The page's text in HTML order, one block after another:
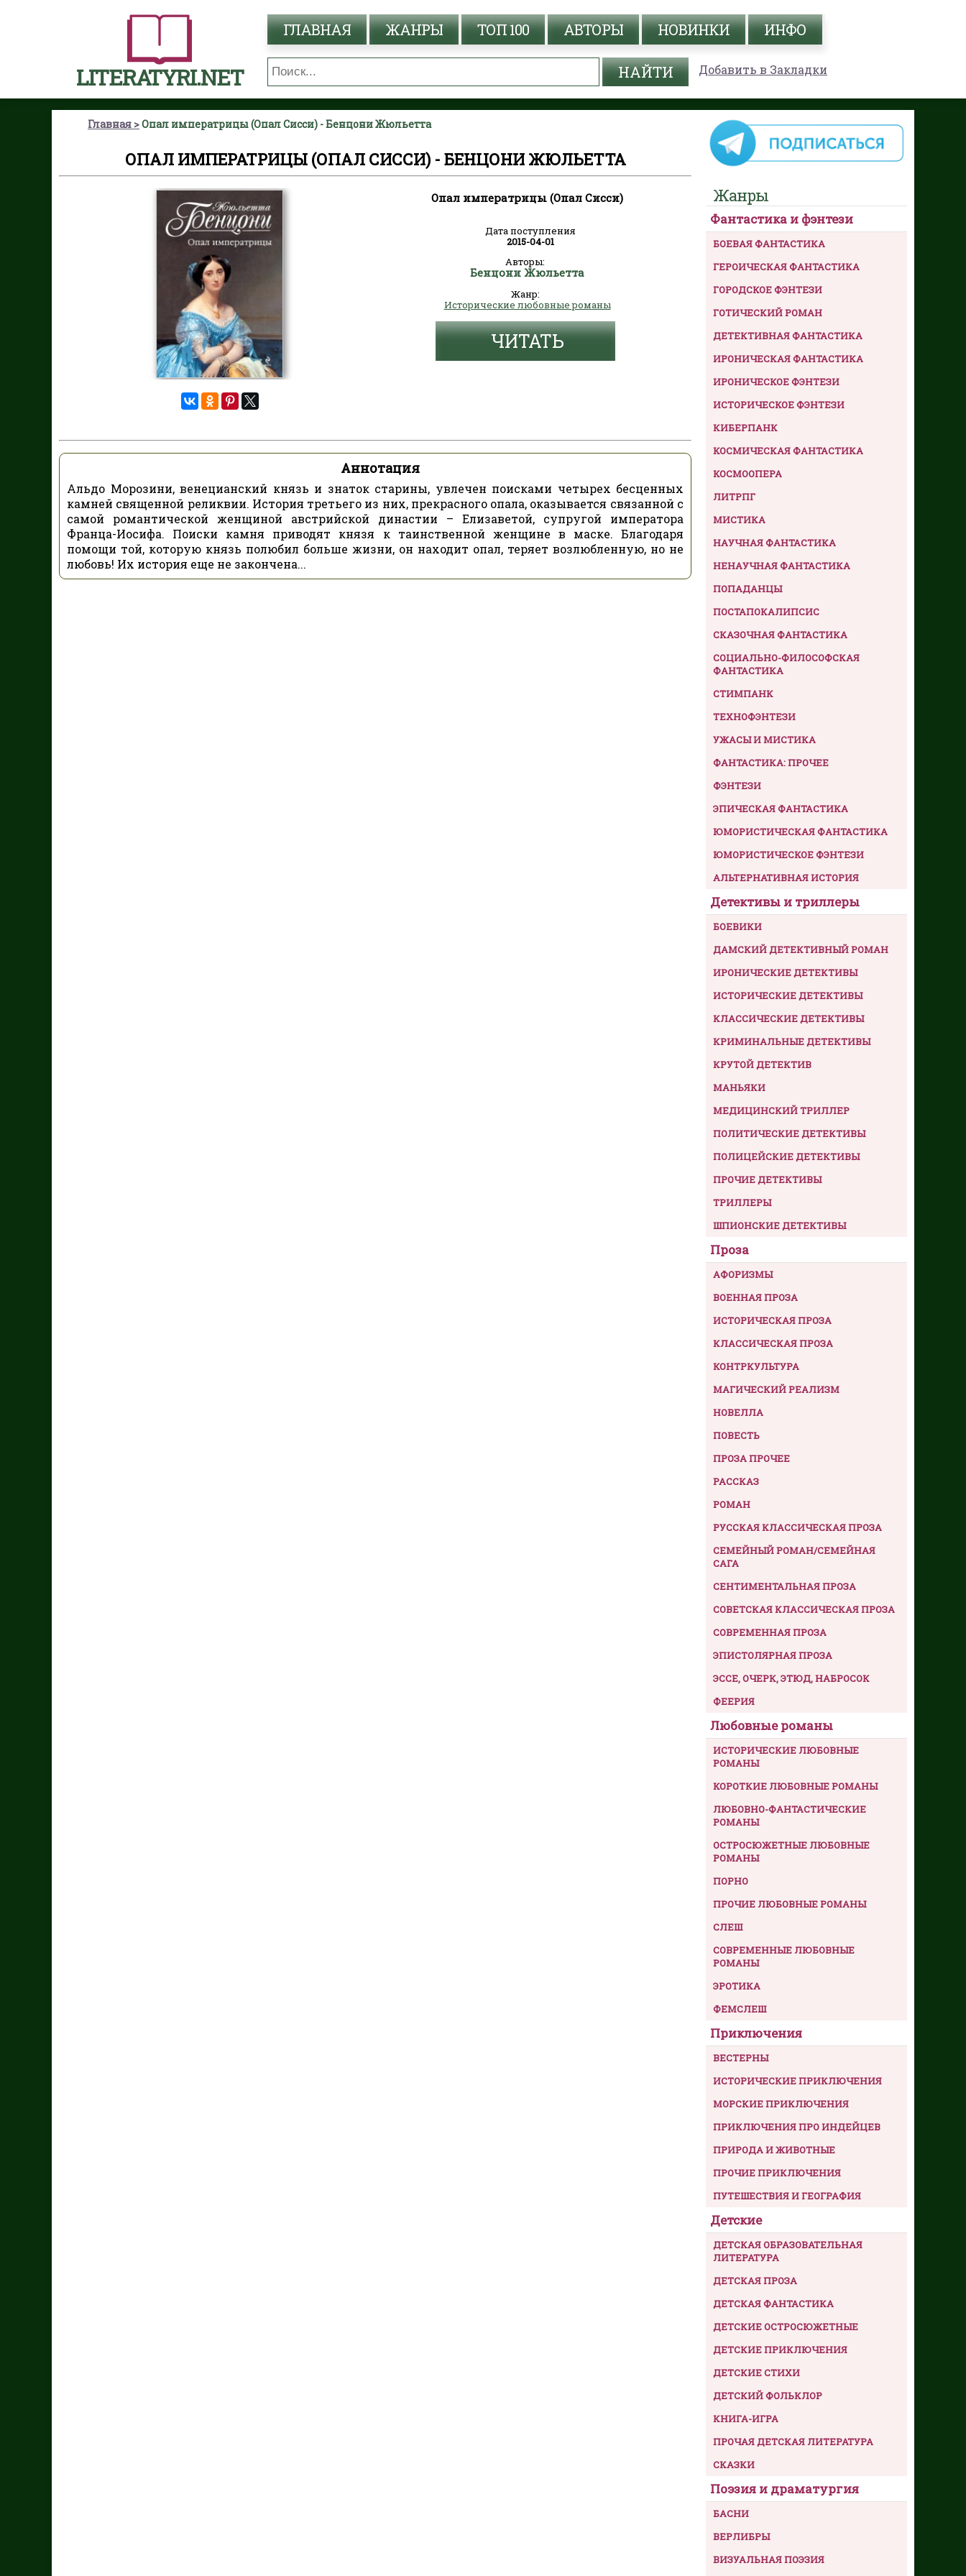
LITERATYRI.NET
ГЛАВНАЯ ЖАНРЫ ТОП 100 АВТОРЫ НОВИНКИ ИНФО
Добавить в Закладки
Главная Опал императрицы (Опал Сисси) - Бенцони Жюльетта
ОПАЛ ИМПЕРАТРИЦЫ (ОПАЛ СИССИ) - БЕНЦОНИ ЖЮЛЬЕТТА
Опал императрицы (Опал Сисси)
Дата поступления
2015-04-01
Авторы:
Бенцони Жюльетта
Жанр:
Исторические любовные романы
ЧИТАТЬ
Аннотация
Альдо Морозини, венецианский князь и знаток старины, увлечен поисками четырех бесценных
камней священной реликвии. История третьего из них, прекрасного опала, оказывается связанной с
самой романтической женщиной австрийской династии – Елизаветой, супругой императора
Франца-Иосифа. Поиски камня приводят князя к таинственной женщине в маске. Благодаря
помощи той, которую князь полюбил больше жизни, он находит опал, теряет возлюбленную, но не
любовь! Их история еще не закончена...
Жанры
Фантастика и фэнтези
БОЕВАЯ ФАНТАСТИКА
ГЕРОИЧЕСКАЯ ФАНТАСТИКА
ГОРОДСКОЕ ФЭНТЕЗИ
ГОТИЧЕСКИЙ РОМАН
ДЕТЕКТИВНАЯ ФАНТАСТИКА
ИРОНИЧЕСКАЯ ФАНТАСТИКА
ИРОНИЧЕСКОЕ ФЭНТЕЗИ
ИСТОРИЧЕСКОЕ ФЭНТЕЗИ
КИБЕРПАНК
КОСМИЧЕСКАЯ ФАНТАСТИКА
КОСМООПЕРА
ЛИТРПГ
МИСТИКА
НАУЧНАЯ ФАНТАСТИКА
НЕНАУЧНАЯ ФАНТАСТИКА
ПОПАДАНЦЫ
ПОСТАПОКАЛИПСИС
СКАЗОЧНАЯ ФАНТАСТИКА
СОЦИАЛЬНО-ФИЛОСОФСКАЯ
ФАНТАСТИКА
СТИМПАНК
ТЕХНОФЭНТЕЗИ
УЖАСЫ И МИСТИКА
ФАНТАСТИКА: ПРОЧЕЕ
ФЭНТЕЗИ
ЭПИЧЕСКАЯ ФАНТАСТИКА
ЮМОРИСТИЧЕСКАЯ ФАНТАСТИКА
ЮМОРИСТИЧЕСКОЕ ФЭНТЕЗИ
АЛЬТЕРНАТИВНАЯ ИСТОРИЯ
Детективы и триллеры
БОЕВИКИ
ДАМСКИЙ ДЕТЕКТИВНЫЙ РОМАН
ИРОНИЧЕСКИЕ ДЕТЕКТИВЫ
ИСТОРИЧЕСКИЕ ДЕТЕКТИВЫ
КЛАССИЧЕСКИЕ ДЕТЕКТИВЫ
КРИМИНАЛЬНЫЕ ДЕТЕКТИВЫ
КРУТОЙ ДЕТЕКТИВ
МАНЬЯКИ
МЕДИЦИНСКИЙ ТРИЛЛЕР
ПОЛИТИЧЕСКИЕ ДЕТЕКТИВЫ
ПОЛИЦЕЙСКИЕ ДЕТЕКТИВЫ
ПРОЧИЕ ДЕТЕКТИВЫ
ТРИЛЛЕРЫ
ШПИОНСКИЕ ДЕТЕКТИВЫ
Проза
АФОРИЗМЫ
ВОЕННАЯ ПРОЗА
ИСТОРИЧЕСКАЯ ПРОЗА
КЛАССИЧЕСКАЯ ПРОЗА
КОНТРКУЛЬТУРА
МАГИЧЕСКИЙ РЕАЛИЗМ
НОВЕЛЛА
ПОВЕСТЬ
ПРОЗА ПРОЧЕЕ
РАССКАЗ
РОМАН
РУССКАЯ КЛАССИЧЕСКАЯ ПРОЗА
СЕМЕЙНЫЙ РОМАН/СЕМЕЙНАЯ
САГА
СЕНТИМЕНТАЛЬНАЯ ПРОЗА
СОВЕТСКАЯ КЛАССИЧЕСКАЯ ПРОЗА
СОВРЕМЕННАЯ ПРОЗА
ЭПИСТОЛЯРНАЯ ПРОЗА
ЭССЕ, ОЧЕРК, ЭТЮД, НАБРОСОК
ФЕЕРИЯ
Любовные романы
ИСТОРИЧЕСКИЕ ЛЮБОВНЫЕ
РОМАНЫ
КОРОТКИЕ ЛЮБОВНЫЕ РОМАНЫ
ЛЮБОВНО-ФАНТАСТИЧЕСКИЕ
РОМАНЫ
ОСТРОСЮЖЕТНЫЕ ЛЮБОВНЫЕ
РОМАНЫ
ПОРНО
ПРОЧИЕ ЛЮБОВНЫЕ РОМАНЫ
СЛЕШ
СОВРЕМЕННЫЕ ЛЮБОВНЫЕ
РОМАНЫ
ЭРОТИКА
ФЕМСЛЕШ
Приключения
ВЕСТЕРНЫ
ИСТОРИЧЕСКИЕ ПРИКЛЮЧЕНИЯ
МОРСКИЕ ПРИКЛЮЧЕНИЯ
ПРИКЛЮЧЕНИЯ ПРО ИНДЕЙЦЕВ
ПРИРОДА И ЖИВОТНЫЕ
ПРОЧИЕ ПРИКЛЮЧЕНИЯ
ПУТЕШЕСТВИЯ И ГЕОГРАФИЯ
Детские
ДЕТСКАЯ ОБРАЗОВАТЕЛЬНАЯ
ЛИТЕРАТУРА
ДЕТСКАЯ ПРОЗА
ДЕТСКАЯ ФАНТАСТИКА
ДЕТСКИЕ ОСТРОСЮЖЕТНЫЕ
ДЕТСКИЕ ПРИКЛЮЧЕНИЯ
ДЕТСКИЕ СТИХИ
ДЕТСКИЙ ФОЛЬКЛОР
КНИГА-ИГРА
ПРОЧАЯ ДЕТСКАЯ ЛИТЕРАТУРА
СКАЗКИ
Поэзия и драматургия
БАСНИ
ВЕРЛИБРЫ
ВИЗУАЛЬНАЯ ПОЭЗИЯ